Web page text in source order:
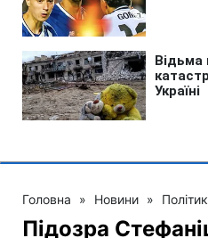
Головна » Новини »
Підозра